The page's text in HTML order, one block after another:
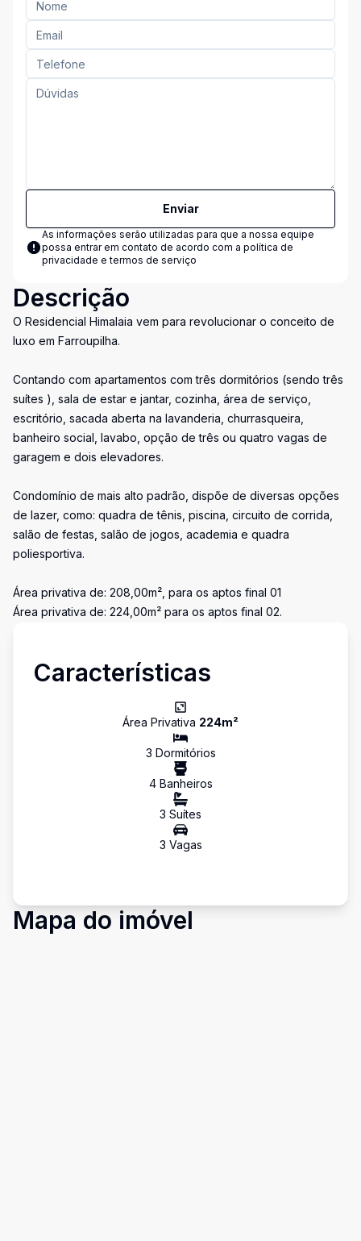
Enviar
As informações serão utilizadas para que a nossa equipe
possa entrar em contato de acordo com a política de
privacidade e termos de serviço
Descrição
O Residencial Himalaia vem para revolucionar o conceito de
luxo em Farroupilha.
Contando com apartamentos com três dormitórios (sendo três
suítes ), sala de estar e jantar, cozinha, área de serviço,
escritório, sacada aberta na lavanderia, churrasqueira,
banheiro social, lavabo, opção de três ou quatro vagas de
garagem e dois elevadores.
Condomínio de mais alto padrão, dispõe de diversas opções
de lazer, como: quadra de tênis, piscina, circuito de corrida,
salão de festas, salão de jogos, academia e quadra
poliesportiva.
Área privativa de: 208,00m², para os aptos final 01
Área privativa de: 224,00m² para os aptos final 02.
Características
Área Privativa 224m²
3 Dormitórios
4Banheiros
3 Suítes
3 Vagas
Mapa do imóvel